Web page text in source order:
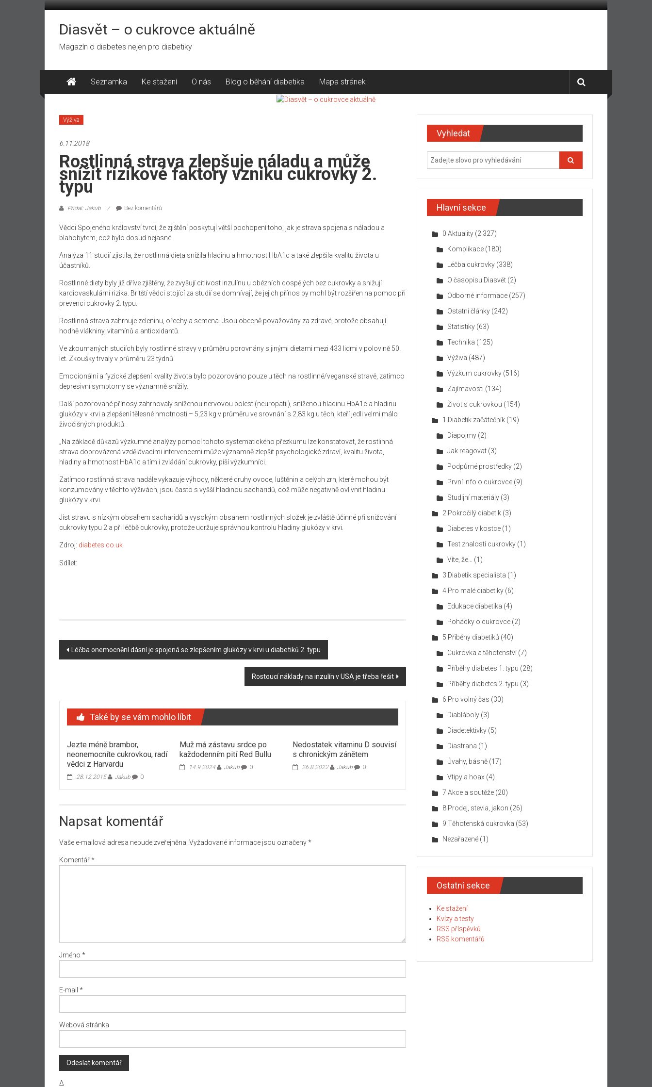
Přeskočit
obsahDiasvět – o cukrovce aktuálně
Magazín o diabetes nejen pro diabetiky
Seznamka Ke stažení O nás Blog o běhání diabetika Mapa stránek
Výživa
6.11.2018
Rostlinná strava zlepšuje náladu a může
snížit rizikové faktory vzniku cukrovky 2.
typu
Přidal: Jakub Bez komentářů
Vědci Spojeného království tvrdí, že zjištění poskytují větší pochopení toho, jak je strava spojena s náladou a
blahobytem, ​​což bylo dosud nejasné.
Analýza 11 studií zjistila, že rostlinná dieta snížila hladinu a hmotnost HbA1c a také zlepšila kvalitu života u
účastníků.
Rostlinné diety byly již dříve zjištěny, že zvyšují citlivost inzulínu u obézních dospělých bez cukrovky a snižují
kardiovaskulární rizika. Britští vědci stojící za studií se domnívají, že jejich přínos by mohl být rozšířen na pomoc při
prevenci cukrovky 2. typu.
Rostlinná strava zahrnuje zeleninu, ořechy a semena. Jsou obecně považovány za zdravé, protože obsahují
hodně vlákniny, vitamínů a antioxidantů.
Ve zkoumaných studiích byly rostlinné stravy v průměru porovnány s jinými dietami mezi 433 lidmi v polovině 50.
let. Zkoušky trvaly v průměru 23 týdnů.
Emocionální a fyzické zlepšení kvality života bylo pozorováno pouze u těch na rostlinné/veganské stravě, zatímco
depresivní symptomy se významně snížily.
Další pozorované přínosy zahrnovaly sníženou nervovou bolest (neuropatii), sníženou hladinu HbA1c a hladinu
glukózy v krvi a zlepšení tělesné hmotnosti – 5,23 kg v průměru ve srovnání s 2,83 kg u těch, kteří jedli velmi málo
živočišných produktů.
„Na základě důkazů výzkumné analýzy pomocí tohoto systematického přezkumu lze konstatovat, že rostlinná
strava doprovázená vzdělávacími intervencemi může významně zlepšit psychologické zdraví, kvalitu života,
hladiny a hmotnost HbA1c a tím i zvládání cukrovky, píší výzkumníci.
Zatímco rostlinná strava nadále vykazuje výhody, některé druhy ovoce, luštěnin a celých zrn, které mohou být
konzumovány v těchto výživách, jsou často s vyšší hladinou sacharidů, což může negativně ovlivnit hladinu
glukózy v krvi.
Jíst stravu s nízkým obsahem sacharidů a vysokým obsahem rostlinných složek je zvláště účinné při snižování
cukrovky typu 2 a při léčbě cukrovky, protože udržuje správnou kontrolu hladiny glukózy v krvi.
Zdroj: diabetes.co.uk
Sdílet:
Navigace
Léčba onemocnění dásní je spojená se zlepšením glukózy v krvi u diabetiků 2. typu
Rostoucí náklady na inzulín v USA je třeba řešit
Také by se vám mohlo líbit
Jezte méně brambor,
neonemocníte cukrovkou, radí
vědci z Harvardu
28.12.2015 Jakub 0
Muž má zástavu srdce po
každodenním pití Red Bullu
14.9.2024 Jakub 0
Nedostatek vitaminu D souvisí
s chronickým zánětem
26.8.2022 Jakub 0
Napsat komentář
Vaše e-mailová adresa nebude zveřejněna. Vyžadované informace jsou označeny*
Komentář*
Jméno *
E-mail *
Webová stránka
Δ
Vyhledat
Hlavní sekce
0 Aktuality (2 327)
Komplikace (180)
Léčba cukrovky (338)
O časopisu Diasvět (2)
Odborné informace (257)
Ostatní články (242)
Statistiky (63)
Technika (125)
Výživa (487)
Výzkum cukrovky (516)
Zajímavosti (134)
Život s cukrovkou (154)
1 Diabetik začátečník (19)
Diapojmy (2)
Jak reagovat (3)
Podpůrné prostředky (2)
První info o cukrovce (9)
Studijní materiály (3)
2 Pokročilý diabetik (3)
Diabetes v kostce (1)
Test znalostí cukrovky (1)
Víte, že…
(1)
3 Diabetik specialista (1)
4 Pro malé diabetiky (6)
Edukace diabetika (4)
Pohádky o cukrovce (2)
5 Příběhy diabetiků (40)
Cukrovka a těhotenství (7)
Příběhy diabetes 1. typu (28)
Příběhy diabetes 2. typu (3)
6 Pro volný čas (30)
Diabláboly (3)
Diadetektivky (5)
Diastrana (1)
Úvahy, básně (17)
Vtipy a hoax (4)
7 Akce a soutěže (20)
8 Prodej, stevia, jakon (26)
9 Těhotenská cukrovka (53)
Nezařazené (1)
Ostatní sekce
Ke stažení
Kvízy a testy
RSS příspěvků
RSS komentářů